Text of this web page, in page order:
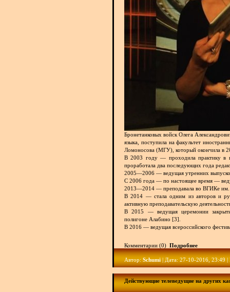
Бронетанковых войск Олега
языка, поступила на факультет
Ломоносова (МГУ), который окончила в
В 2003 году — проходила практику в
проработала два последующих года
2005—2006 — ведущая утренних
С 2006 года — по настоящее время —
2013—2014 — преподавала во ВГИКе им.
В 2014 — стала одним из авторов и
активную преподавательскую
В 2015 — ведущая церемонии
полигоне Алабино [3].
В 2016 — ведущая всероссийского
Комментарии (0) Подробнее
Автор: Schumi | Дата: 27-10-2016, 23:49
Действующие телеведущие на других